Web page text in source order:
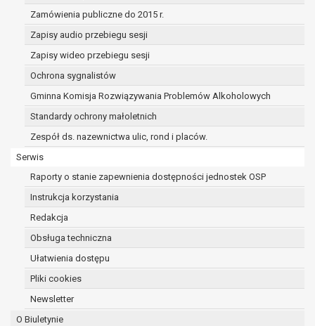
Zamówienia publiczne do 2015 r.
Zapisy audio przebiegu sesji
Zapisy wideo przebiegu sesji
Ochrona sygnalistów
Gminna Komisja Rozwiązywania Problemów Alkoholowych
Standardy ochrony małoletnich
Zespół ds. nazewnictwa ulic, rond i placów.
Serwis
Raporty o stanie zapewnienia dostępności jednostek OSP
Instrukcja korzystania
Redakcja
Obsługa techniczna
Ułatwienia dostępu
Pliki cookies
Newsletter
O Biuletynie
osoba, której dane dotyczą
kwestionuje prawidłowość danych
osobowych – na okres pozwalający
administratorowi sprawdzić
przetwarzanie danych jest niezgodne
z prawem, a osoba, której dane
dotyczą, sprzeciwia się usunięciu
danych, żądając w zamian ich
ograniczenia,
danych dla swoich celów, ale osoba,
której dane dotyczą, potrzebuje ich do
ustalenia, obrony lub dochodzenia
roszczeń,
osoba, której dane dotyczą, wniosła
sprzeciw wobec przetwarzania
danych - do czasu ustalenia czy
prawnie uzasadnione podstawy po